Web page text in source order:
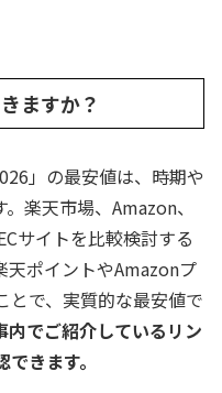
ますか？
」の最安値は、時期や
楽天市場、Amazon、
サイトを比較検討する
天ポイントやAmazonプ
とで、実質的な最安値で
内でご紹介しているリン
きます。